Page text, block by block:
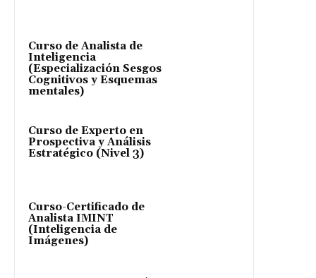
Curso de Analista de
Inteligencia
(Especialización Sesgos
Cognitivos y Esquemas
mentales)
Curso de Experto en
Prospectiva y Análisis
Estratégico (Nivel 3)
Curso-Certificado de
Analista IMINT
(Inteligencia de
Imágenes)